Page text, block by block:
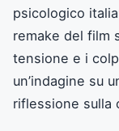
psicologico
remake del film
tensione e i
un’indagine su
riflessione sulla